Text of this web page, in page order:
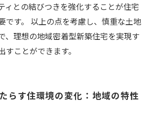
ィとの結びつきを強化することが住宅
です。 以上の点を考慮し、慎重な土地
、理想の地域密着型新築住宅を実現す
すことができます。
らす住環境の変化：地域の特性